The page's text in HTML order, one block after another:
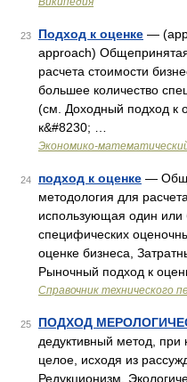
23 Подход к оценке —
approach)
расчета стоимости
большее количество
(см. Доходный подход к
к&#8230; …
Экономико-
24 подход к оценке —
методология для
использующая один или
специфических
оценке бизнеса,
Рыночный подход к
Справочник технического
25 ПОДХОД
дедуктивный метод, при
целое, исходя из
Редукционизм.